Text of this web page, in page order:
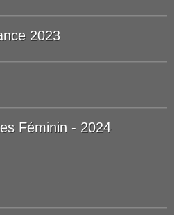
2023
Féminin - 2024